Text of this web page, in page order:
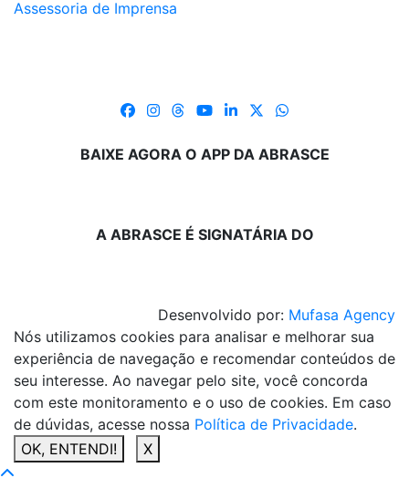
Assessoria de Imprensa
BAIXE AGORA O APP DA ABRASCE
A ABRASCE É SIGNATÁRIA DO
Desenvolvido por: Mufasa Agency
Nós utilizamos cookies para analisar e melhorar sua
experiência de navegação e recomendar conteúdos de
seu interesse. Ao navegar pelo site, você concorda
com este monitoramento e o uso de cookies. Em caso
de dúvidas, acesse nossa Política de Privacidade.
OK, ENTENDI!
X